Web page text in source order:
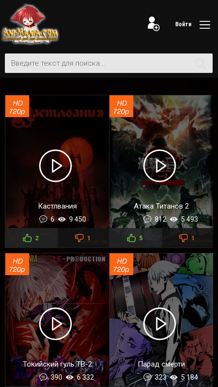
Войти
Кастлвания
6 9 450
2 1
Атака Титанов 2
812 5 493
5 1
Токийский гуль ТВ-2
390 6 332
Парад смерти
323 5 184